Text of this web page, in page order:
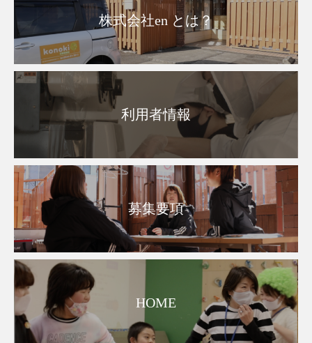
株式会社en とは？
利用者情報
募集要項
HOME